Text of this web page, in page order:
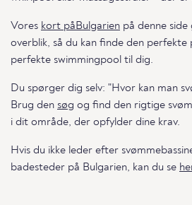
Vores kort påBulgarien på denne
overblik, så du kan finde den perfekte
perfekte swimmingpool til dig.
Du spørger dig selv: "Hvor kan man
Brug den søg og find den rigtige
i dit område, der opfylder dine krav.
Hvis du ikke leder efter
badesteder på Bulgarien, kan du se